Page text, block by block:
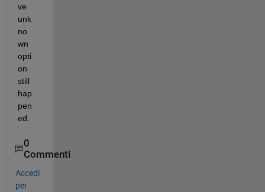
ve
unk
no
wn
opti
on
still
hap
pen
ed.
0
Commenti
Accedi
per